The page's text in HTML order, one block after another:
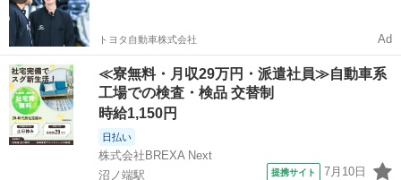
トヨタ自動車株式会社 Ad
≪寮無料・月収29万円・派遣社員≫自動車系
工場での検査・検品 交替制
時給1,150円
日払い
株式会社BREXA Next
沼ノ端駅
提携サイト 7月10日